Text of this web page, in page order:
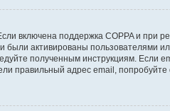
включена поддержка COPPA и при
активированы пользователями
полученным инструкциям. Если
правильный адрес email, попробуйте